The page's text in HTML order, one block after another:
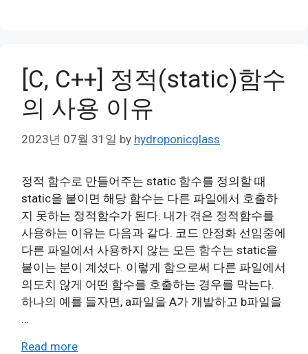
[C, C++] 정적(static)함수
의 사용 이유
2023년 07월 31일 by hydroponicglass
정적 함수로 만들어주는 static 함수를 정의할 때
static을 붙이면 해당 함수는 다른 파일에서 호출하
지 못하는 정적함수가 된다. 내가 겪은 정적함수를
사용하는 이유는 다음과 같다. 코드 안정화 선임중에
다른 파일에서 사용하지 않는 모든 함수는 static을
붙이는 분이 계셨다. 이렇게 함으로써 다른 파일에서
의도치 않게 어떤 함수를 호출하는 경우를 막는다.
하나의 예를 들자면, a파일을 A가 개발하고 b파일을
…
Read more